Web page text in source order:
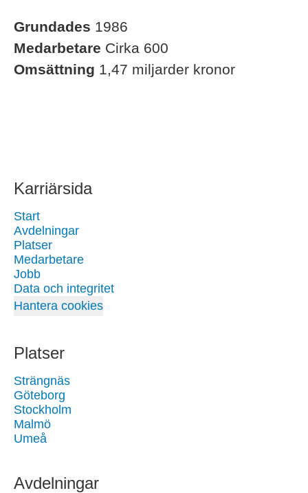
Grundades 1986
Medarbetare Cirka 600
Omsättning 1,47 miljarder kronor
Karriärsida
Start
Avdelningar
Platser
Medarbetare
Jobb
Data och integritet
Hantera cookies
Platser
Strängnäs
Göteborg
Stockholm
Malmö
Umeå
Avdelningar